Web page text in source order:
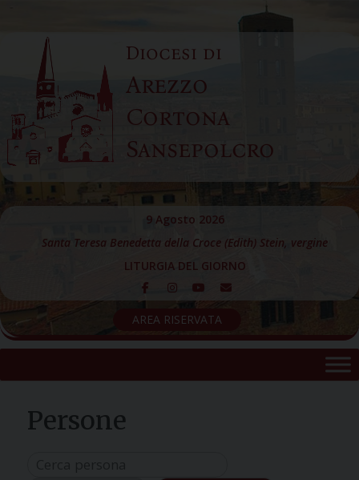
content
Diocesi di
Arezzo
Cortona
Sansepolcro
9 Agosto 2026
Santa Teresa Benedetta della Croce (Edith) Stein, vergine
LITURGIA DEL GIORNO
AREA RISERVATA